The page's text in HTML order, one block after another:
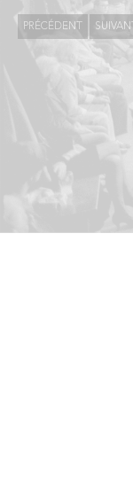
PRÉCÉDENT SUIVANT